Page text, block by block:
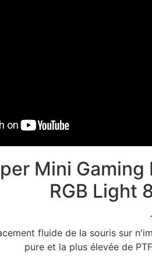
Mini
RGB Light
fluide de la souris sur
pure et la plus élevée de